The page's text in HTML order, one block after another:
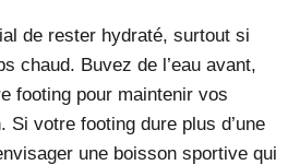
de rester hydraté, surtout si
chaud. Buvez de l’eau avant,
footing pour maintenir vos
Si votre footing dure plus d’une
une boisson sportive qui